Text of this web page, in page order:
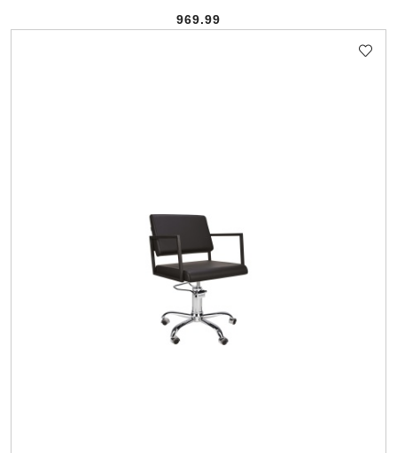
Cena:
969.99